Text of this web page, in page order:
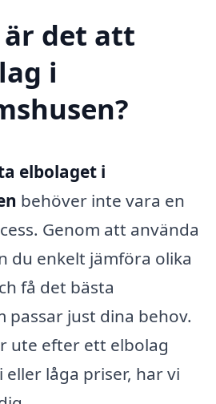
är det att
i
elbolaget i
behöver inte vara en
Genom att använda
du enkelt jämföra olika
få det bästa
passar just dina behov.
ute efter ett elbolag
låga priser, har vi